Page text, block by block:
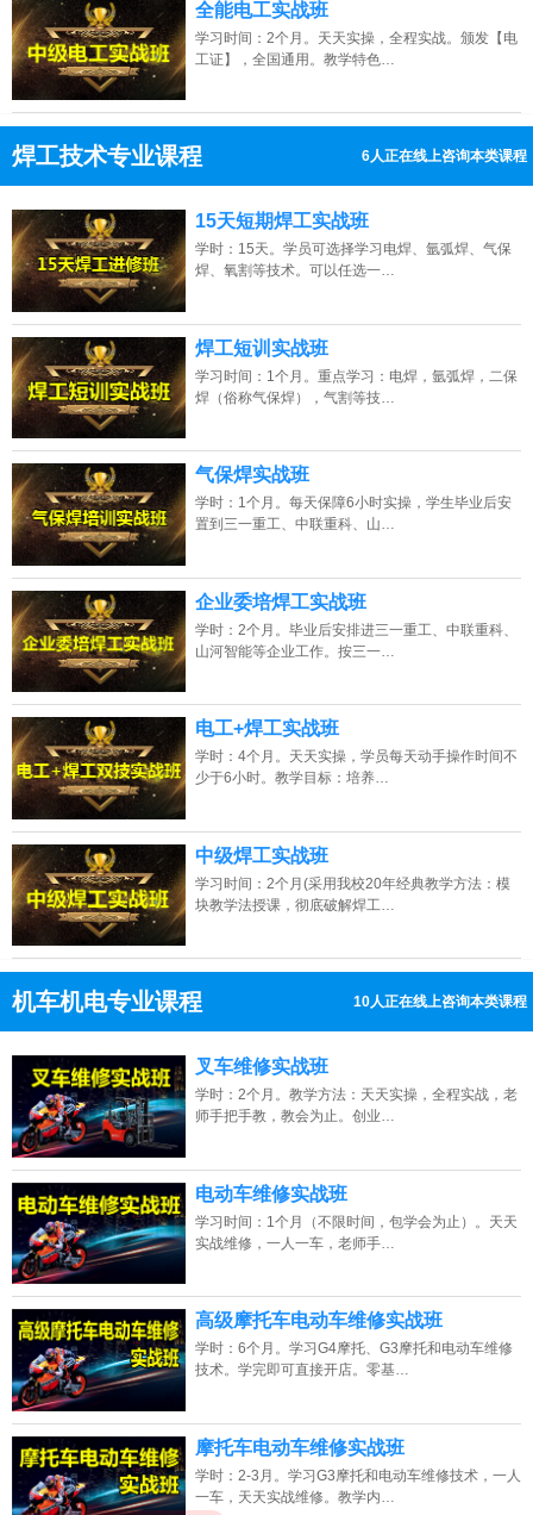
全能电工实战班
学习时间：2个月。天天实操，全程实战。颁发【电
工证】，全国通用。教学特色…
焊工技术专业课程 8人正在线上咨询本类课程
点击免费咨询电话：13807313137
15天短期焊工实战班
学时：15天。学员可选择学习电焊、氩弧焊、气保
焊、氧割等技术。可以任选一…
焊工短训实战班
学习时间：1个月。重点学习：电焊，氩弧焊，二保
焊（俗称气保焊），气割等技…
气保焊实战班
学时：1个月。每天保障6小时实操，学生毕业后安
置到三一重工、中联重科、山…
企业委培焊工实战班
学时：2个月。毕业后安排进三一重工、中联重科、
山河智能等企业工作。按三一…
电工+焊工实战班
学时：4个月。天天实操，学员每天动手操作时间不
少于6小时。教学目标：培养…
中级焊工实战班
学习时间：2个月(采用我校20年经典教学方法：模
块教学法授课，彻底破解焊工…
机车机电专业课程 10人正在线上咨询本类课程
点击免费咨询电话：13807313137
叉车维修实战班
学时：2个月。教学方法：天天实操，全程实战，老
师手把手教，教会为止。创业…
电动车维修实战班
学习时间：1个月（不限时间，包学会为止）。天天
实战维修，一人一车，老师手…
高级摩托车电动车维修实战班
学时：6个月。学习G4摩托、G3摩托和电动车维修
技术。学完即可直接开店。零基…
摩托车电动车维修实战班
学时：2-3月。学习G3摩托和电动车维修技术，一人
一车，天天实战维修。教学内…